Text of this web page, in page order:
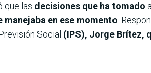
que las decisiones que ha tomado
en ese momento.
Social (IPS), Jorge Brítez,